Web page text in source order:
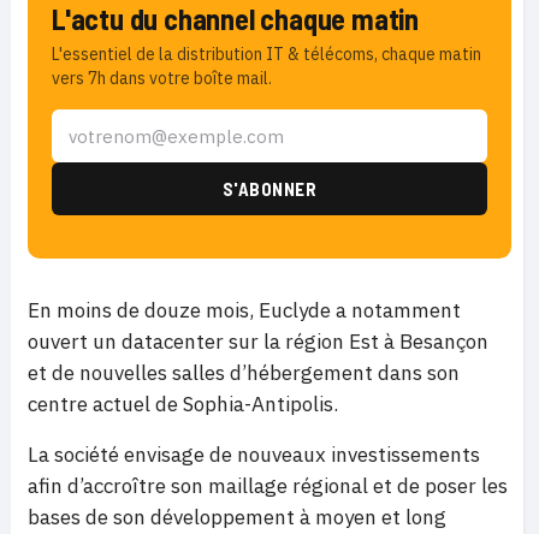
L'actu du channel chaque matin
L'essentiel de la distribution IT & télécoms, chaque matin
vers 7h dans votre boîte mail.
En moins de douze mois, Euclyde a notamment
ouvert un datacenter sur la région Est à Besançon
et de nouvelles salles d’hébergement dans son
centre actuel de Sophia-Antipolis.
La société envisage de nouveaux investissements
afin d’accroître son maillage régional et de poser les
bases de son développement à moyen et long